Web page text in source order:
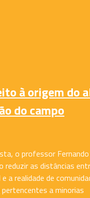
à origem do
do campo
o professor
reduzir as distâncias
a realidade de
a minorias